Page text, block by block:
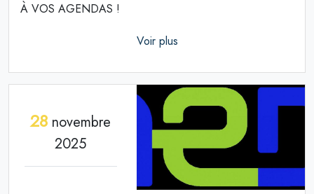
À VOS AGENDAS !
Voir plus
28 novembre
2025